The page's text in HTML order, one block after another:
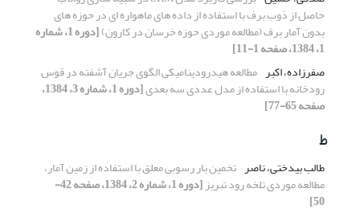
حاصل از ذوب برف با استفاده از داده های ماهواره ای در حوزه های
بدون آمار برف (مطالعه موردی حوزه خرسان در کارون) [دوره 1، شماره
1، 1384، صفحه 1-11]
صفرزاده، اکبر مطالعه هیدرودینامیکی الگوی جریان آشفته در قوس
رودخانه با استفاده از مدل عددی سه بعدی [دوره 1، شماره 3، 1384،
صفحه 65-77]
ط
طالب بیدختی، ناصر تخمین بار رسوبی معلق با استفاده از زمین آمار،
مطالعه موردی تلخه‏ رود تبریز [دوره 1، شماره 2، 1384، صفحه 42-
50]